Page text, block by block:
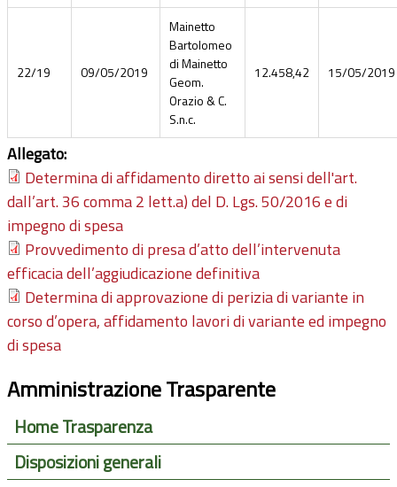
22/19 09/05/2019
Mainetto
Bartolomeo
di Mainetto
Geom.
Orazio & C.
S.n.c.
12.458,42 15/05/2019
Allegato:
Determina di affidamento diretto ai sensi dell'art.
dall’art. 36 comma 2 lett.a) del D. Lgs. 50/2016 e di
impegno di spesa
Provvedimento di presa d’atto dell’intervenuta
efficacia dell’aggiudicazione definitiva
Determina di approvazione di perizia di variante in
corso d’opera, affidamento lavori di variante ed impegno
di spesa
Amministrazione Trasparente
Home Trasparenza
Disposizioni generali